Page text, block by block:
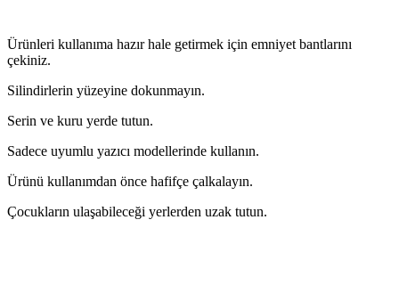
Ürünleri kullanıma hazır hale getirmek için emniyet bantlarını
çekiniz.
Silindirlerin yüzeyine dokunmayın.
Serin ve kuru yerde tutun.
Sadece uyumlu yazıcı modellerinde kullanın.
Ürünü kullanımdan önce hafifçe çalkalayın.
Çocukların ulaşabileceği yerlerden uzak tutun.